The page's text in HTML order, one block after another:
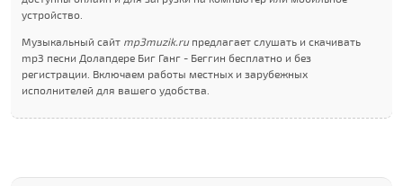
устройство.
Музыкальный сайт mp3muzik.ruпредлагает слушать и скачивать
mp3 песни Долапдере Биг Ганг - Беггин бесплатно и без
регистрации. Включаем работы местных и зарубежных
исполнителей для вашего удобства.